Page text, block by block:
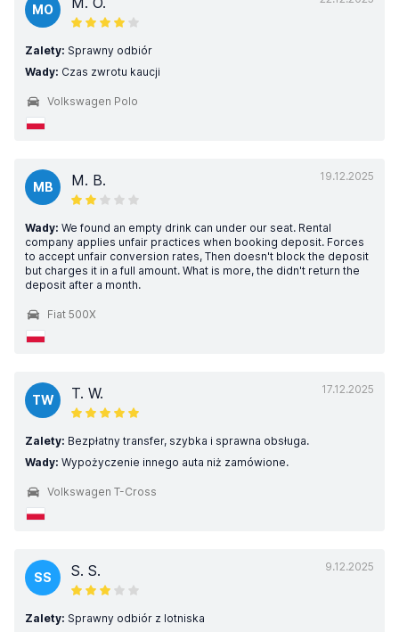
MO
Zalety: Sprawny odbiór
Wady: Czas zwrotu kaucji
Volkswagen Polo
19.12.2025
MB M. B.
Wady: We found an empty drink can under our seat. Rental
company applies unfair practices when booking deposit. Forces
to accept unfair conversion rates, Then doesn't block the deposit
but charges it in a full amount. What is more, the didn't return the
deposit after a month.
Fiat 500X
17.12.2025
TW T. W.
Zalety: Bezpłatny transfer, szybka i sprawna obsługa.
Wady: Wypożyczenie innego auta niż zamówione.
Volkswagen T-Cross
9.12.2025
SS S. S.
Zalety: Sprawny odbiór z lotniska